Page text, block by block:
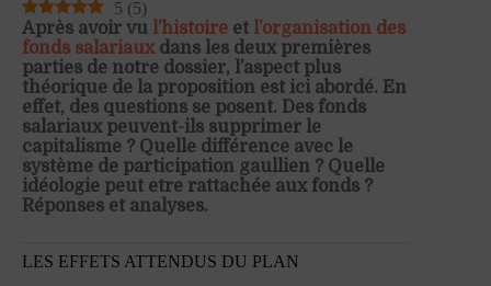
5 (5)
Après avoir vu l’histoire et l’organisation des
fonds salariauxdans les deux premières
parties de notre dossier, l’aspect plus
théorique de la proposition est ici abordé. En
effet, des questions se posent. Des fonds
salariaux peuvent-ils supprimer le
capitalisme ? Quelle différence avec le
système de participation gaullien ? Quelle
idéologie peut être rattachée aux fonds ?
Réponses et analyses.
LES EFFETS ATTENDUS DU PLAN